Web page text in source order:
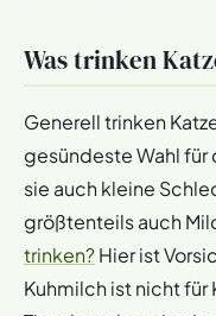
Was trinken
Generell trinken
gesündeste Wahl
sie auch kleine
größtenteils auch
trinken?Hier ist
Kuhmilch ist nicht für